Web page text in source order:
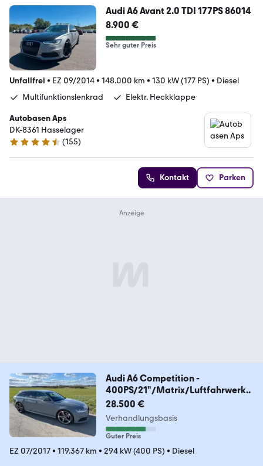
Audi A6 Avant 2.0 TDI 177PS 86014
8.900 €
Sehr guter Preis
Unfallfrei • EZ 09/2014• 148.000 km • 130 kW (177 PS) • Diesel
Multifunktionslenkrad
Elektr. Heckklappe
Autobasen Aps
DK-8361 Hasselager
4.6 Sterne
(155)
Kontakt Parken
Audi A6 Competition -
400PS/21"/Matrix/Luftfahrwerk..
28.500 €
Verhandlungsbasis
Guter Preis
EZ 07/2017• 119.367 km • 294 kW (400 PS) • Diesel